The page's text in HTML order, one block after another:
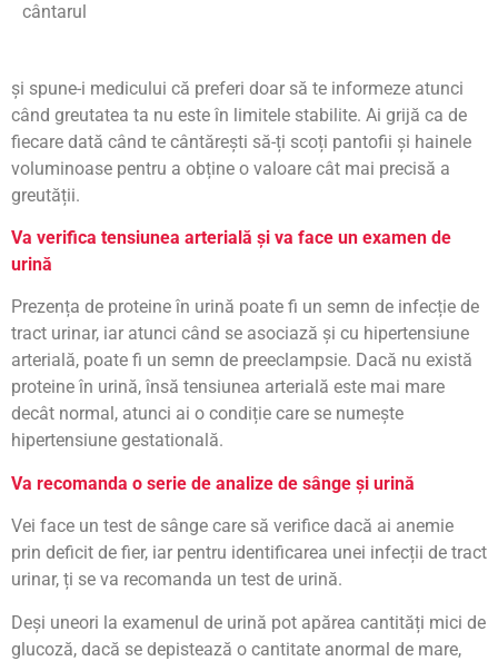
cântarul
și spune-i medicului că preferi doar să te informeze atunci
când greutatea ta nu este în limitele stabilite. Ai grijă ca de
fiecare dată când te cântărești să-ți scoți pantofii și hainele
voluminoase pentru a obține o valoare cât mai precisă a
greutății.
Va verifica tensiunea arterială și va face un examen de
urină
Prezența de proteine în urină poate fi un semn de infecție de
tract urinar, iar atunci când se asociază și cu hipertensiune
arterială, poate fi un semn de preeclampsie. Dacă nu există
proteine în urină, însă tensiunea arterială este mai mare
decât normal, atunci ai o condiție care se numește
hipertensiune gestatională.
Va recomanda o serie de analize de sânge și urină
Vei face un test de sânge care să verifice dacă ai anemie
prin deficit de fier, iar pentru identificarea unei infecții de tract
urinar, ți se va recomanda un test de urină.
Deși uneori la examenul de urină pot apărea cantități mici de
glucoză, dacă se depistează o cantitate anormal de mare,